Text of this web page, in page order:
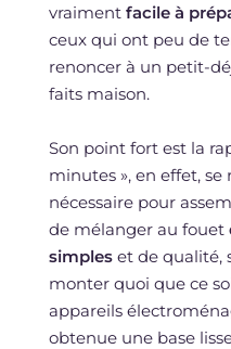
vraiment facile à
ceux qui ont peu de
renoncer à un petit-
faits maison.
Son point fort est la
minutes », en effet,
nécessaire pour
de mélanger au fouet
simpleset de qualité,
monter quoi que ce
appareils
obtenue une base